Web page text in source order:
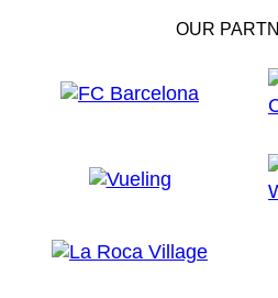
OUR